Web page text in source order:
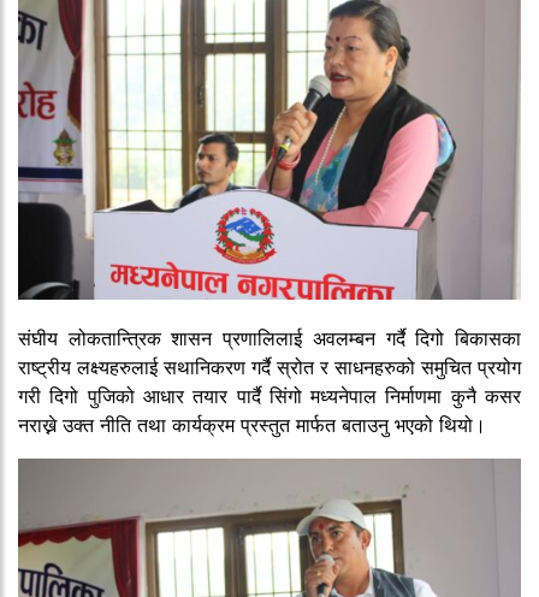
संघीय लोकतान्त्रिक शासन प्रणालिलाई अवलम्बन गर्दै दिगो बिकासका
राष्ट्रीय लक्ष्यहरुलाई सथानिकरण गर्दै स्रोत र साधनहरुको समुचित प्रयोग
गरी दिगो पुजिको आधार तयार पार्दै सिंगो मध्यनेपाल निर्माणमा कुनै कसर
नराख्ने उक्त नीति तथा कार्यक्रम प्रस्तुत मार्फत बताउनु भएको थियो।